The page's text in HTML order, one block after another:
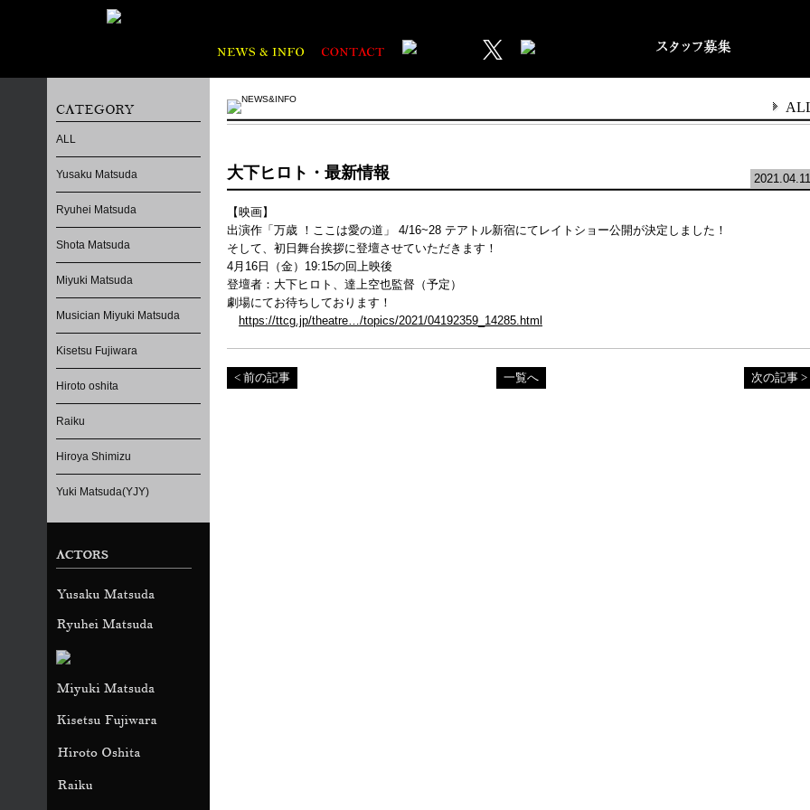
ALL
Yusaku Matsuda
Ryuhei Matsuda
Shota Matsuda
Miyuki Matsuda
Musician Miyuki Matsuda
Kisetsu Fujiwara
Hiroto oshita
Raiku
Hiroya Shimizu
Yuki Matsuda(YJY)
大下ヒロト・最新情報 2021.04.11
【映画】
出演作「万歳 ！ここは愛の道」 4/16~28 テアトル新宿にてレイトショー公開が決定しました！
そして、初日舞台挨拶に登壇させていただきます！
4月16日（金）19:15の回上映後
登壇者：大下ヒロト、達上空也監督（予定）
劇場にてお待ちしております！
https://ttcg.jp/theatre…/topics/2021/04192359_14285.html
< 前の記事 次の記事 >
一覧へ